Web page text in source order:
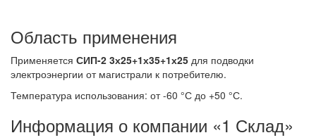
Область применения
Применяется СИП-2 3х25+1х35+1х25 для подводки
электроэнергии от магистрали к потребителю.
Температура использования: от -60 °С до +50 °С.
Информация о компании «1 Склад»